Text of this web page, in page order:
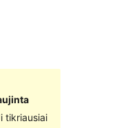
tikriausiai